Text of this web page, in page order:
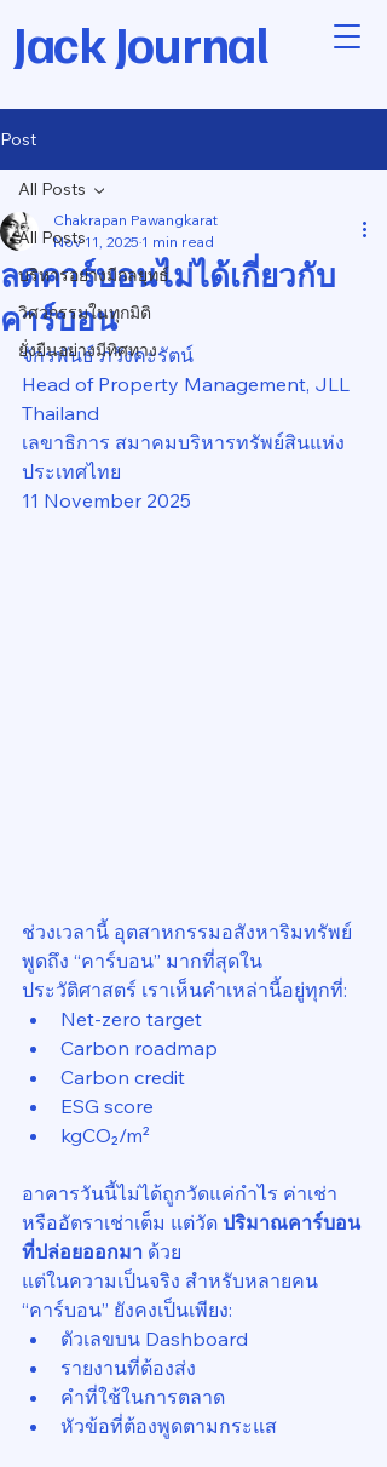
Jack Journal
Post
All Posts
บริหารอย่างมีกลยุทธ์
วิศวกรรมในทุกมิติ
ยั่งยืนอย่างมีทิศทาง
All Posts
ลดคาร์บอนไม่ได้เกี่ยวกับ
คาร์บอน
Chakrapan Pawangkarat
Nov 11, 2025 1 min read
จักรพันธ์ ภวังคะรัตน์
Head of Property Management, JLL
Thailand
เลขาธิการ สมาคมบริหารทรัพย์สินแห่ง
ประเทศไทย
11 November 2025
ช่วงเวลานี้ อุตสาหกรรมอสังหาริมทรัพย์
พูดถึง “คาร์บอน” มากที่สุดใน
ประวัติศาสตร์ เราเห็นคำเหล่านี้อยู่ทุกที่:
Net-zero target
Carbon roadmap
Carbon credit
ESG score
kgCO₂/m²
อาคารวันนี้ไม่ได้ถูกวัดแค่กำไร ค่าเช่า
หรืออัตราเช่าเต็ม แต่วัด ปริมาณคาร์บอน
ที่ปล่อยออกมา ด้วย
แต่ในความเป็นจริง สำหรับหลายคน
“คาร์บอน” ยังคงเป็นเพียง:
ตัวเลขบน Dashboard
รายงานที่ต้องส่ง
คำที่ใช้ในการตลาด
หัวข้อที่ต้องพูดตามกระแส